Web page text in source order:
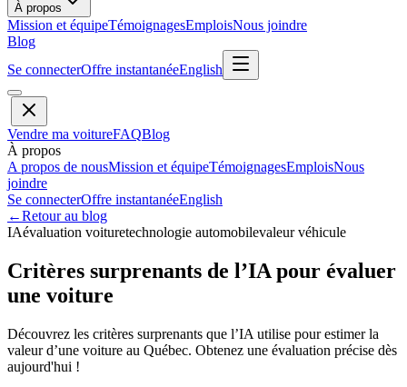
À propos
Mission et équipeTémoignagesEmploisNous joindre
Blog
Se connecterOffre instantanéeEnglish
Vendre ma voitureFAQBlog
À propos
A propos de nousMission et équipeTémoignagesEmploisNous
joindre
Se connecterOffre instantanéeEnglish
←Retour au blog
IAévaluation voituretechnologie automobilevaleur véhicule
Critères surprenants de l’IA pour évaluer
une voiture
Découvrez les critères surprenants que l’IA utilise pour estimer la
valeur d’une voiture au Québec. Obtenez une évaluation précise dès
aujourd'hui !